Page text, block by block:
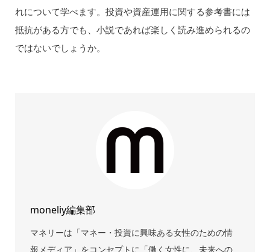
れについて学べます。投資や資産運用に関する参考書には
抵抗がある方でも、小説であれば楽しく読み進められるの
ではないでしょうか。
moneliy編集部
マネリーは「マネー・投資に興味ある女性のための情
報メディア」をコンセプトに「働く女性に、未来への